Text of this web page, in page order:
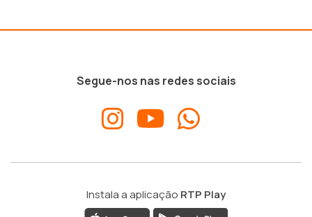
Segue-nos nas redes sociais
Instala a aplicação RTP Play